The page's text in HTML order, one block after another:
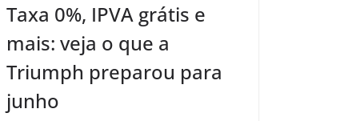
Taxa 0%, IPVA grátis e
mais: veja o que a
Triumph preparou para
junho